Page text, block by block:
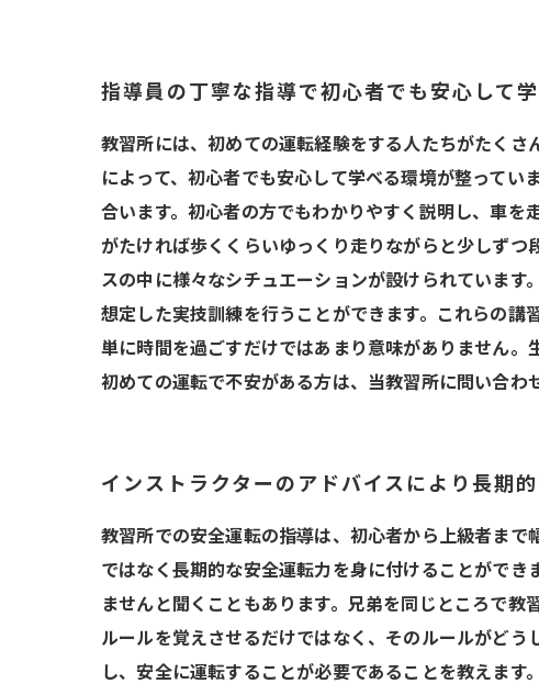
指導員の丁寧な指導で初心者でも安心して
教習所には、初めての運転経験をする人たちがたく
によって、初心者でも安心して学べる環境が整って
合います。初心者の方でもわかりやすく説明し、車
がたければ歩くくらいゆっくり走りながらと少しず
スの中に様々なシチュエーションが設けられていま
想定した実技訓練を行うことができます。これらの
単に時間を過ごすだけではあまり意味がありません。
初めての運転で不安がある方は、当教習所に問い合わ
インストラクターのアドバイスにより長期
教習所での安全運転の指導は、初心者から上級者ま
ではなく長期的な安全運転力を身に付けることがで
ませんと聞くこともあります。兄弟を同じところで
ルールを覚えさせるだけではなく、そのルールがど
し、安全に運転することが必要であることを教えま